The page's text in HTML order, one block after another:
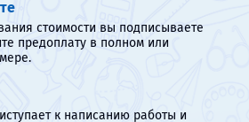
стоимости вы подписываете
предоплату в полном или
к написанию работы и